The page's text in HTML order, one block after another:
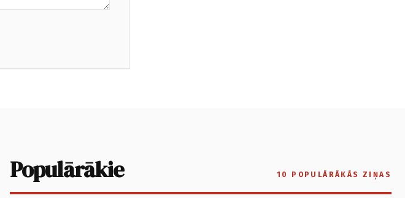
Populārākie 10 POPULĀRĀKĀS ZIŅAS